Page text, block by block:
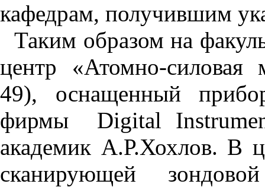
кафедрам, получившим
Таким образом на
центр «Атомно-силовая
49), оснащенный
фирмы Digital
академик А.Р.Хохлов. В
сканирующей